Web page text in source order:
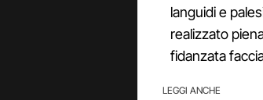
languidi e
realizzato
fidanzata
LEGGI ANCHE